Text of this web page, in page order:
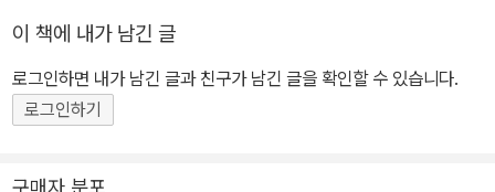
등을 포괄적으로 다룬다. 무엇보다 저자들의 수많은 실무 경험을 바
탕으로 테스트 자동화 등 실무에서 꼭 필요한 현실적인 요구사항의
해법까지 제시한다. 또한 테스트 작성을 단순화하는 법, 개선된 예외
처리, assert 메서드 등 버전이 바뀌며 새롭게 도입된 주제들을 다양
이 책에 내가 남긴 글
로그인하면 내가 남긴 글과 친구가 남긴 글을 확인할 수 있습니다.
로그인하기